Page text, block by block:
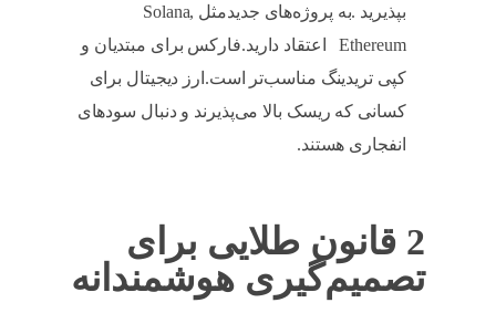
بپذیرید .به پروژه‌های جدیدمثل Solana,
Ethereum اعتقاد دارید.فارکس برای مبتدیان و
کپی تریدینگ مناسب‌تر است.ارز دیجیتال برای
کسانی که ریسک بالا می‌پذیرند و دنبال سودهای
انفجاری هستند.
2 قانون طلایی برای
تصمیم‌گیری هوشمندانه